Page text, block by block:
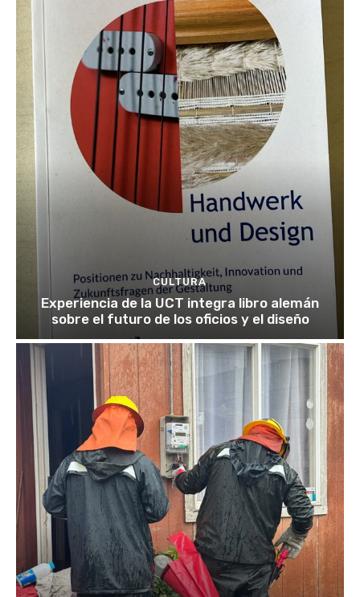
CULTURA
Experiencia de la UCT integra libro alemán
sobre el futuro de los oficios y el diseño